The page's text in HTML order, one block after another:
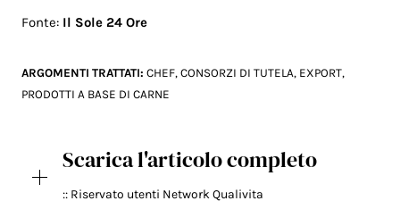
Fonte: Il Sole 24 Ore
ARGOMENTI TRATTATI:CHEF,CONSORZI DI TUTELA, EXPORT,
PRODOTTI A BASE DI CARNE
Scarica l'articolo completo
:: Riservato utenti Network Qualivita